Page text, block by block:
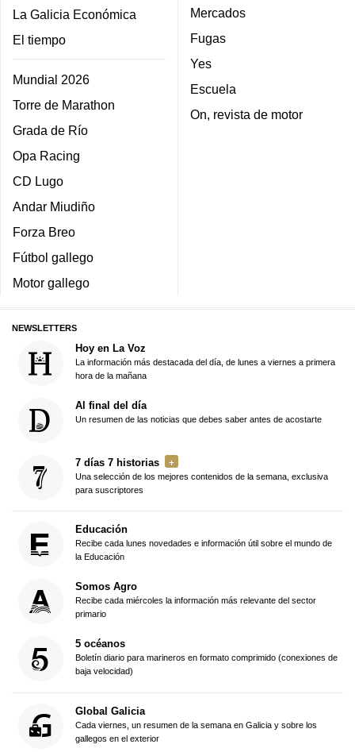
La Galicia Económica
El tiempo
Mundial 2026
Torre de Marathon
Grada de Río
Opa Racing
CD Lugo
Andar Miudiño
Forza Breo
Fútbol gallego
Motor gallego
Mercados
Fugas
Yes
Escuela
On, revista de motor
NEWSLETTERS
Hoy en La Voz
La información más destacada del día, de lunes a viernes a primera
hora de la mañana
Al final del día
Un resumen de las noticias que debes saber antes de acostarte
7 días 7 historias
Una selección de los mejores contenidos de la semana, exclusiva
para suscriptores
Educación
Recibe cada lunes novedades e información útil sobre el mundo de
la Educación
Somos Agro
Recibe cada miércoles la información más relevante del sector
primario
5 océanos
Boletín diario para marineros en formato comprimido (conexiones de
baja velocidad)
Global Galicia
Cada viernes, un resumen de la semana en Galicia y sobre los
gallegos en el exterior